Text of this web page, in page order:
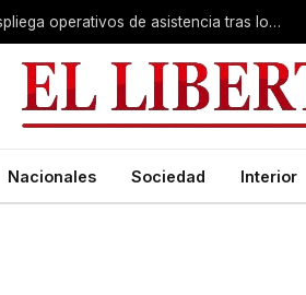
Temporal en Alvear: el municipio despliega operativos de asistencia tras los daños
Nacionales Sociedad Interior